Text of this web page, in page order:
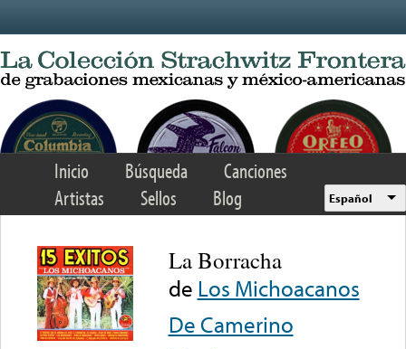
Inicio Búsqueda
Canciones
Artistas
Sellos Blog Español
La Borracha
de Los Michoacanos
De Camerino